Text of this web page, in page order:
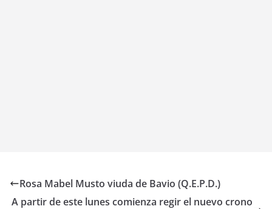
Rosa Mabel Musto viuda de Bavio (Q.E.P.D.)
A partir de este lunes comienza regir el nuevo crono